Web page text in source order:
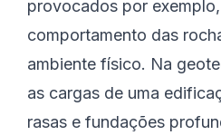
provocados por
comportamento das
ambiente físico. Na
as cargas de uma
rasas e fundações